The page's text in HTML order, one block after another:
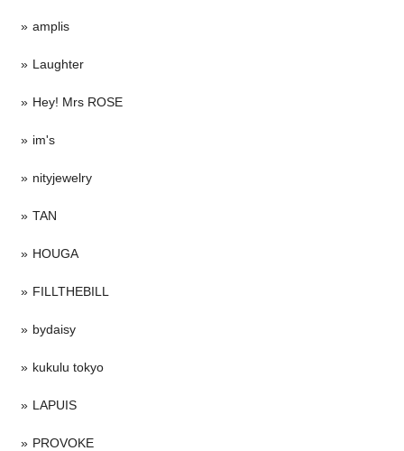
amplis
Laughter
Hey! Mrs ROSE
im's
nityjewelry
TAN
HOUGA
FILLTHEBILL
bydaisy
kukulu tokyo
LAPUIS
PROVOKE